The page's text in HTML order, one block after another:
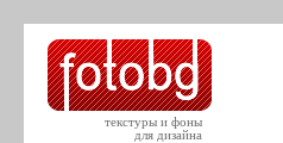
текстуры и фоны
для дизайна